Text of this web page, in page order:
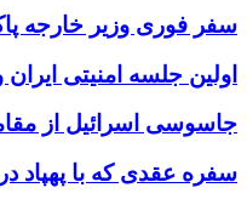
سفر فوری وزیر خارجه
اولین جلسه امنیتی
جاسوسی اسرائیل از
سفره عقدی که با پهپاد